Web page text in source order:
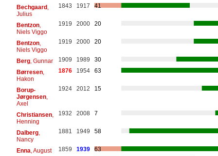
Bechgaard,
Julius
1843 1917 41
Bentzon,
Niels Viggo
1919 2000 20
Bentzon,
Niels Viggo
1919 2000 20
Berg, Gunnar 1909 1989
30
Børresen,
Hakon
1876 1954 63
Borup-
Jørgensen,
Axel
1924 2012 15
Christiansen,
Henning
1932 2008 7
Dalberg,
Nancy
1881 1949 58
Enna , August 1859 1939
63